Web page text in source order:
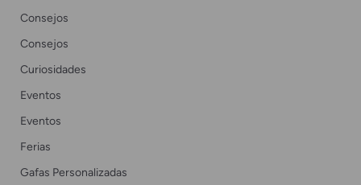
Consejos
Consejos
Curiosidades
Eventos
Eventos
Ferias
Gafas Personalizadas